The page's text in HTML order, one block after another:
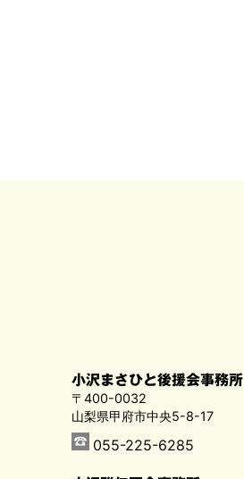
小沢まさひと後援会事務所
〒400-0032
山梨県甲府市中央5-8-17
055-225-6285